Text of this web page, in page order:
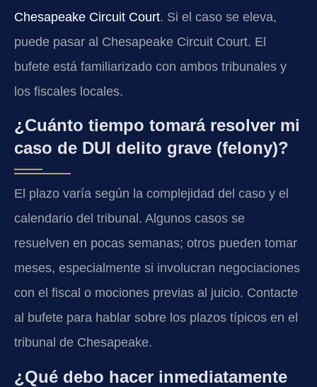
Chesapeake Circuit Court. Si el caso se eleva,
puede pasar al Chesapeake Circuit Court. El
bufete está familiarizado con ambos tribunales y
los fiscales locales.
¿Cuánto tiempo tomará resolver mi
caso de DUI delito grave (felony)?
El plazo varía según la complejidad del caso y el
calendario del tribunal. Algunos casos se
resuelven en pocas semanas; otros pueden tomar
meses, especialmente si involucran negociaciones
con el fiscal o mociones previas al juicio. Contacte
al bufete para hablar sobre los plazos típicos en el
tribunal de Chesapeake.
¿Qué debo hacer inmediatamente